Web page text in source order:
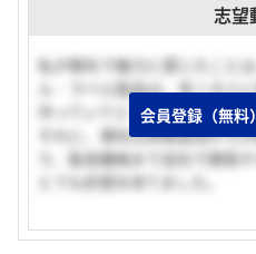
志望
私が御社で魅力に感じたこと
ル・ラベル製品は、多くの人
作っていてとてもやりがいを
それに、御社は原紙製造から
り、製造機械まで自社で開発
とても好感を持てました。
会員登録（無料